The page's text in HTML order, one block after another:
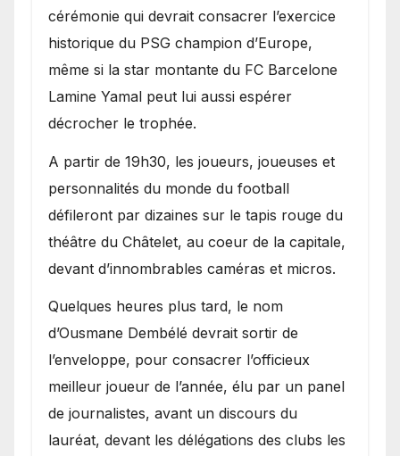
cérémonie qui devrait consacrer l’exercice
historique du PSG champion d’Europe,
même si la star montante du FC Barcelone
Lamine Yamal peut lui aussi espérer
décrocher le trophée.
A partir de 19h30, les joueurs, joueuses et
personnalités du monde du football
défileront par dizaines sur le tapis rouge du
théâtre du Châtelet, au coeur de la capitale,
devant d’innombrables caméras et micros.
Quelques heures plus tard, le nom
d’Ousmane Dembélé devrait sortir de
l’enveloppe, pour consacrer l’officieux
meilleur joueur de l’année, élu par un panel
de journalistes, avant un discours du
lauréat, devant les délégations des clubs les